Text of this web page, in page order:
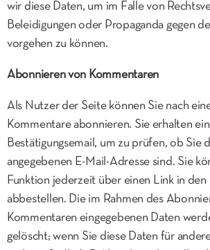
wir diese Daten, um im Falle von
Beleidigungen oder Propaganda gegen
vorgehen zu können.
Abonnieren von Kommentaren
Als Nutzer der Seite können Sie nach
Kommentare abonnieren. Sie erhalten
Bestätigungsemail, um zu prüfen, ob Sie
angegebenen E-Mail-Adresse sind. Sie
Funktion jederzeit über einen Link in
abbestellen. Die im Rahmen des
Kommentaren eingegebenen Daten
gelöscht; wenn Sie diese Daten für